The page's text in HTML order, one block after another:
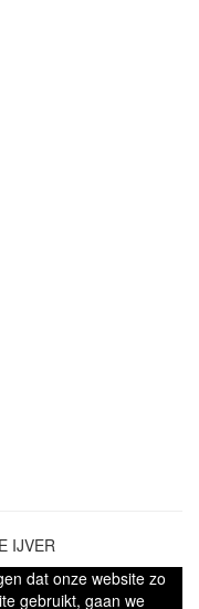
IJVER
dat onze website zo
gebruikt, gaan we